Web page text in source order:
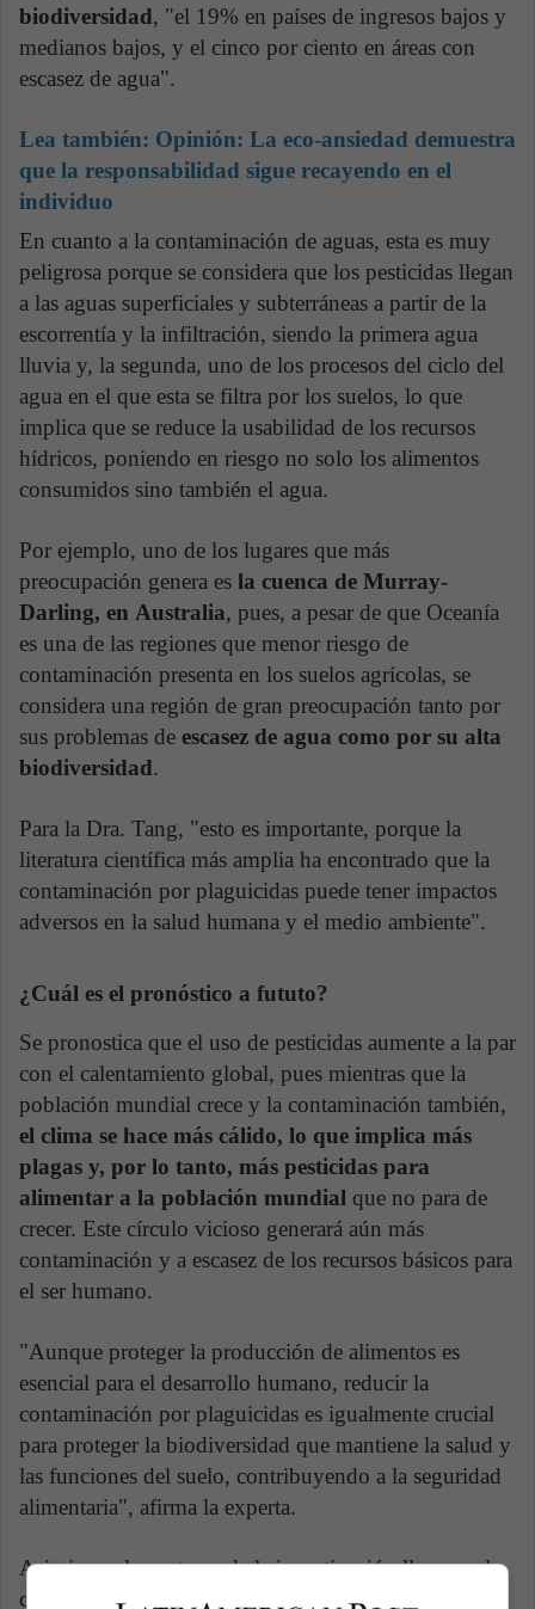
biodiversidad, "el 19% en países de ingresos bajos y
medianos bajos, y el cinco por ciento en áreas con
escasez de agua".
Lea también: Opinión: La eco-ansiedad demuestra
que la responsabilidad sigue recayendo en el
individuo
En cuanto a la contaminación de aguas, esta es muy
peligrosa porque se considera que los pesticidas llegan
a las aguas superficiales y subterráneas a partir de la
escorrentía y la infiltración, siendo la primera agua
lluvia y, la segunda, uno de los procesos del ciclo del
agua en el que esta se filtra por los suelos, lo que
implica que se reduce la usabilidad de los recursos
hídricos, poniendo en riesgo no solo los alimentos
consumidos sino también el agua.
Por ejemplo, uno de los lugares que más
preocupación genera es la cuenca de Murray-
Darling, en Australia, pues, a pesar de que Oceanía
es una de las regiones que menor riesgo de
contaminación presenta en los suelos agrícolas, se
considera una región de gran preocupación tanto por
sus problemas de escasez de agua como por su alta
biodiversidad.
Para la Dra. Tang, "esto es importante, porque la
literatura científica más amplia ha encontrado que la
contaminación por plaguicidas puede tener impactos
adversos en la salud humana y el medio ambiente".
¿Cuál es el pronóstico a fututo?
Se pronostica que el uso de pesticidas aumente a la par
con el calentamiento global, pues mientras que la
población mundial crece y la contaminación también,
el clima se hace más cálido, lo que implica más
plagas y, por lo tanto, más pesticidas para
alimentar a la población mundial que no para de
crecer. Este círculo vicioso generará aún más
contaminación y a escasez de los recursos básicos para
el ser humano.
"Aunque proteger la producción de alimentos es
esencial para el desarrollo humano, reducir la
contaminación por plaguicidas es igualmente crucial
para proteger la biodiversidad que mantiene la salud y
las funciones del suelo, contribuyendo a la seguridad
alimentaria", afirma la experta.
Asimismo, los autores de la investigación llaman a la
comunidad global a adoptar una estrategia de